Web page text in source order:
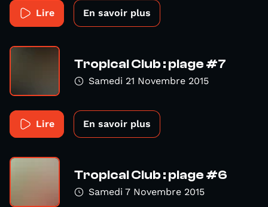
Lire En savoir plus
Tropical Club : plage #7
Samedi 21 Novembre 2015
Lire En savoir plus
Tropical Club : plage #6
Samedi 7 Novembre 2015